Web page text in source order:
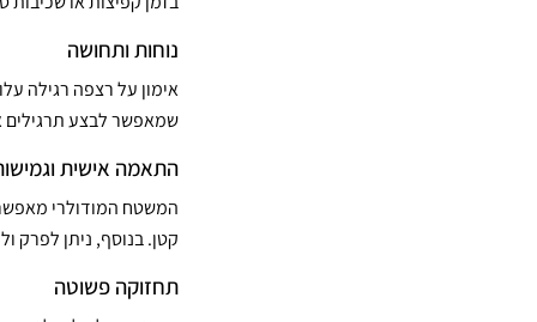
נוחות ותחושה
אימון על רצפה רגילה
שמאפשר לבצע תרגילים
התאמה אישית
המשטח המודולרי
קטן. בנוסף, ניתן לפרק
תחזוקה פשוטה